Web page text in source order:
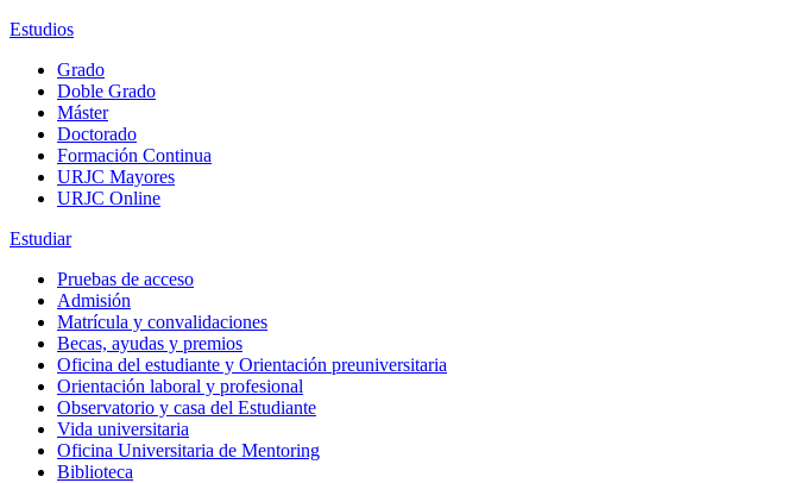
Estudios
Grado
Doble Grado
Máster
Doctorado
Formación Continua
URJC Mayores
URJC Online
Estudiar
Pruebas de acceso
Admisión
Matrícula y convalidaciones
Becas, ayudas y premios
Oficina del estudiante y Orientación preuniversitaria
Orientación laboral y profesional
Observatorio y casa del Estudiante
Vida universitaria
Oficina Universitaria de Mentoring
Biblioteca